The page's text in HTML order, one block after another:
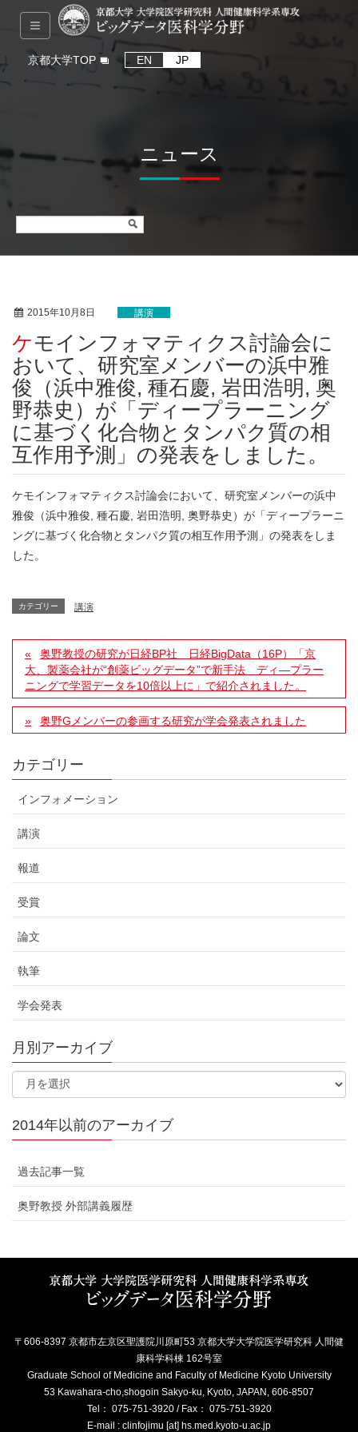
京都大学TOP EN JP
ニュース
2015年10月8日 講演
ケモインフォマティクス討論会に
おいて、研究室メンバーの浜中雅
俊（浜中雅俊, 種石慶, 岩田浩明, 奥
野恭史）が「ディープラーニング
に基づく化合物とタンパク質の相
互作用予測」の発表をしました。
ケモインフォマティクス討論会において、研究室メンバーの浜中
雅俊（浜中雅俊, 種石慶, 岩田浩明, 奥野恭史）が「ディープラーニ
ングに基づく化合物とタンパク質の相互作用予測」の発表をしま
した。
カテゴリー 講演
奥野教授の研究が日経BP社 日経BigData（16P）「京
大、製薬会社が“創薬ビッグデータ”で新手法 ディ―プラー
ニングで学習データを10倍以上に」で紹介されました。
奥野Gメンバーの参画する研究が学会発表されました
カテゴリー
インフォメーション
講演
報道
受賞
論文
執筆
学会発表
月別アーカイブ
2014年以前のアーカイブ
過去記事一覧
奥野教授 外部講義履歴
〒606-8397 京都市左京区聖護院川原町53 京都大学大学院医学研究科 人間健
康科学科棟 162号室
Graduate School of Medicine and Faculty of Medicine Kyoto University
53 Kawahara-cho,shogoin Sakyo-ku, Kyoto, JAPAN, 606-8507
Tel： 075-751-3920 / Fax： 075-751-3920
E-mail : clinfojimu [at] hs.med.kyoto-u.ac.jp